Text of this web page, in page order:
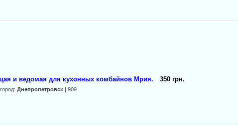
и ведомая для кухонных комбайнов Мрия. 350 грн.
Днепропетровск | 909